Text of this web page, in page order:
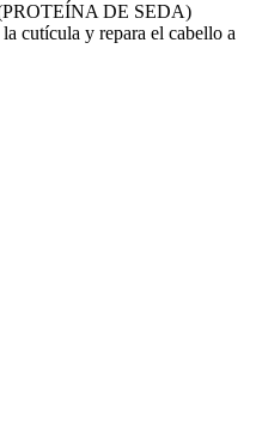
DE SEDA)
cutícula y repara el cabello a